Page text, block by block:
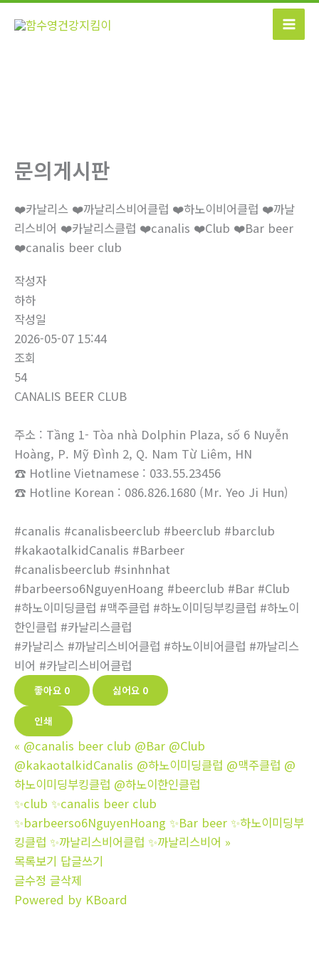
콘
문의게시판
❤️카날리스 ❤️까날리스비어클럽 ❤️하노이비어클럽 ❤️까날
리스비어 ❤️카날리스클럽 ❤️canalis ❤️Club ❤️Bar beer
❤️canalis beer club
작성자
하하
작성일
2026-05-07 15:44
조회
54
CANALIS BEER CLUB
주소 : Tầng 1- Tòa nhà Dolphin Plaza, số 6 Nuyễn
Hoàng, P. Mỹ Đình 2, Q. Nam Từ Liêm, HN
☎ Hotline Vietnamese : 033.55.23456
☎ Hotline Korean : 086.826.1680 (Mr. Yeo Ji Hun)
#canalis #canalisbeerclub #beerclub #barclub
#kakaotalkidCanalis #Barbeer
#canalisbeerclub #sinhnhat
#barbeerso6NguyenHoang #beerclub #Bar #Club
#하노이미딩클럽 #맥주클럽 #하노이미딩부킹클럽 #하노이
한인클럽 #카날리스클럽
#카날리스 #까날리스비어클럽 #하노이비어클럽 #까날리스
비어 #카날리스비어클럽
좋아요 0 싫어요 0
인쇄
« @canalis beer club @Bar @Club
@kakaotalkidCanalis @하노이미딩클럽 @맥주클럽 @
하노이미딩부킹클럽 @하노이한인클럽
✨club ✨canalis beer club
✨barbeerso6NguyenHoang ✨Bar beer ✨하노이미딩부
킹클럽 ✨까날리스비어클럽 ✨까날리스비어 »
목록보기 답글쓰기
글수정 글삭제
Powered by KBoard